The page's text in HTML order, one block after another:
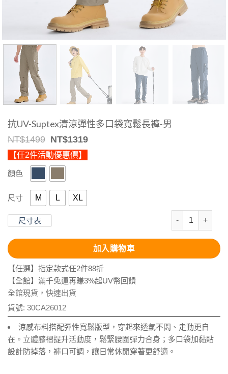
抗UV-Suptex清涼彈性多口袋寬鬆長褲-男
NT$1499 Original
price
was:
NT$1499.
NT$1319Current
【任2件活動優惠價】
顏色
尺寸 M L XL
尺寸表
抗UV-Suptex
加入購物車
【任選】指定款式任2件88折
【全館】滿千免運再賺3%起UV幣回饋
全館現貨，快速出貨
貨號: 30CA26012
涼感布料搭配彈性寬鬆版型，穿起來透氣不悶、走動更自
在。立體膝褶提升活動度，鬆緊腰圍彈力合身；多口袋加黏貼
設計防掉落，褲口可調，讓日常休閒穿著更舒適。